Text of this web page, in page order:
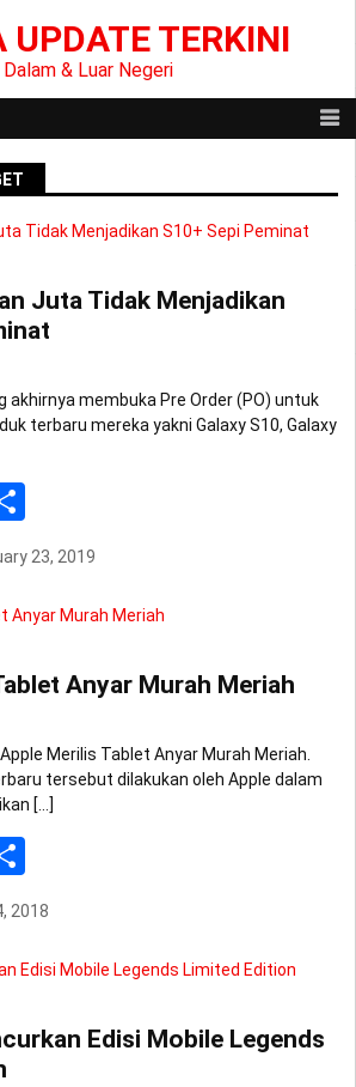
UPDATE TERKINI
Dalam & Luar Negeri
Juta Tidak Menjadikan
akhirnya membuka Pre Order (PO) untuk
terbaru mereka yakni Galaxy S10, Galaxy
23, 2019
Anyar Murah Meriah
Merilis Tablet Anyar Murah Meriah.
tersebut dilakukan oleh Apple dalam
[…]
2018
Edisi Mobile Legends